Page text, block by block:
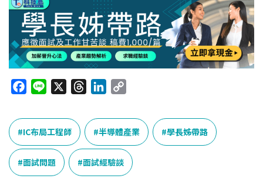
c
e
b
o
o
n
e
a
d
s
n
k
e
d
I
p
y
L
n
IC布局工程師 半導體產業 學長姊帶路
面試問題 面試經驗談